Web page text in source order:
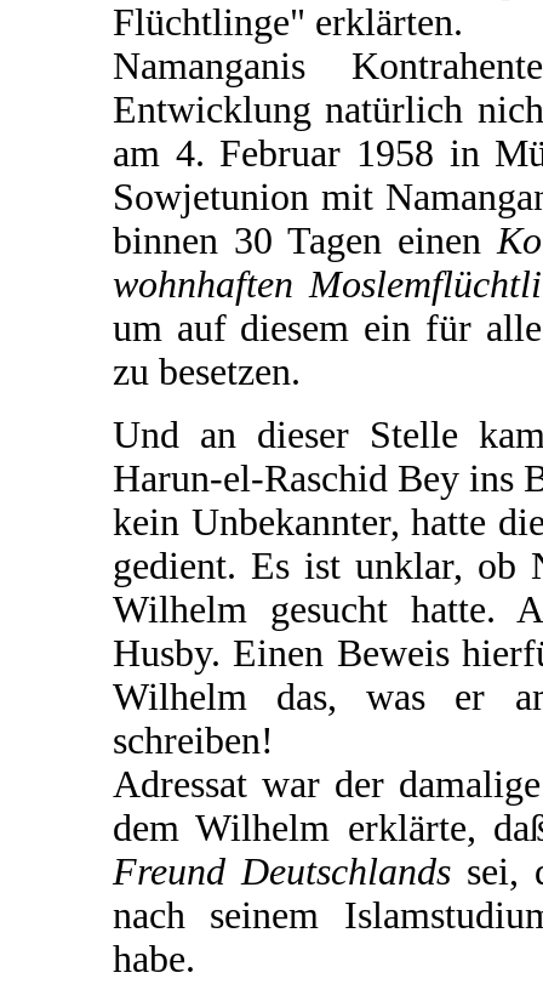
Flüchtlinge" erklärten.
Namanganis
Entwicklung natürlich
am 4. Februar 1958 in
Sowjetunion mit
binnen 30 Tagen einen
wohnhaften
um auf diesem ein für
zu besetzen.
Und an dieser Stelle
Harun-el-Raschid Bey ins
kein Unbekannter, hatte
gedient. Es ist unklar, ob
Wilhelm gesucht hatte.
Husby. Einen Beweis
Wilhelm das, was er
schreiben!
Adressat war der
dem Wilhelm erklärte,
Freund Deutschlands sei,
nach seinem
habe.